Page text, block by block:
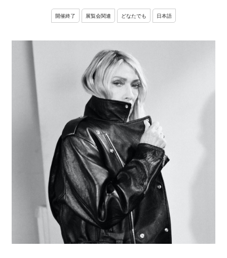
開催終了 展覧会関連 どなたでも 日本語